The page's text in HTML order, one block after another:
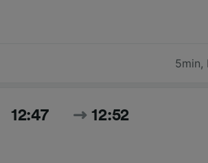
5min,
12:47 12:52